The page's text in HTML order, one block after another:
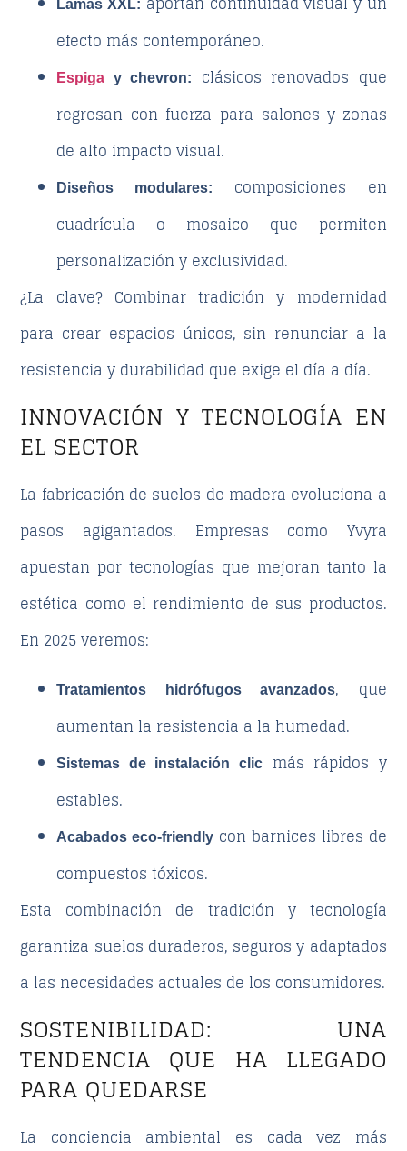
Lamas XXL:
efecto más contemporáneo.
Espiga y chevron:
clásicos renovados que
regresan con fuerza para salones y zonas
de alto impacto visual.
Diseños modulares:
composiciones en
cuadrícula o mosaico que permiten
personalización y exclusividad.
¿La clave? Combinar tradición y modernidad
para crear espacios únicos, sin renunciar a la
resistencia y durabilidad que exige el día a día.
INNOVACIÓN Y TECNOLOGÍA EN
EL SECTOR
La fabricación de suelos de madera evoluciona a
pasos agigantados. Empresas como Yvyra
apuestan por tecnologías que mejoran tanto la
estética como el rendimiento de sus productos.
En 2025 veremos:
Tratamientos hidrófugos avanzados, que
aumentan la resistencia a la humedad.
Sistemas de instalación clic
más rápidos y
estables.
Acabados eco-friendly con barnices libres de
compuestos tóxicos.
Esta combinación de tradición y tecnología
garantiza suelos duraderos, seguros y adaptados
a las necesidades actuales de los consumidores.
SOSTENIBILIDAD: UNA
TENDENCIA QUE HA LLEGADO
PARA QUEDARSE
La conciencia ambiental es cada vez más